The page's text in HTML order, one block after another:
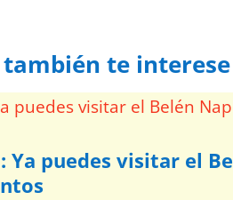
también te
Ya puedes visitar el